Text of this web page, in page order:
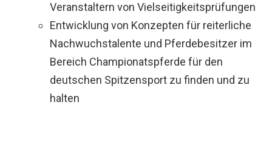
Veranstaltern von Vielseitigkeitsprüfungen
Entwicklung von Konzepten für reiterliche
Nachwuchstalente und Pferdebesitzer im
Bereich Championatspferde für den
deutschen Spitzensport zu finden und zu
halten